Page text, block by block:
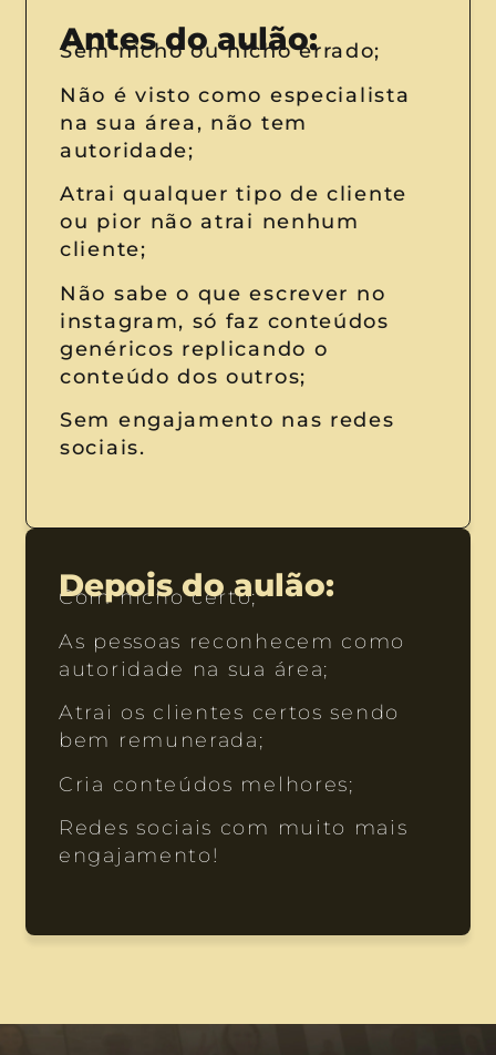
Sem nicho ou nicho errado;
Não é visto como especialista
na sua área, não tem
autoridade;
Atrai qualquer tipo de cliente
ou pior não atrai nenhum
cliente;
Não sabe o que escrever no
instagram, só faz conteúdos
genéricos replicando o
conteúdo dos outros;
Sem engajamento nas redes
sociais.
Antes do aulão:
Com nicho certo;
As pessoas reconhecem como
autoridade na sua área;
Atrai os clientes certos sendo
bem remunerada;
Cria conteúdos melhores;
Redes sociais com muito mais
engajamento!
Depois do aulão: